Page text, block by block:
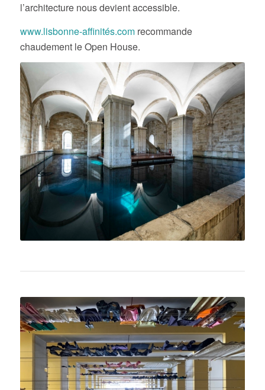
l’architecture nous devient accessible.
www.lisbonne-affinités.comrecommande
chaudement le Open House.